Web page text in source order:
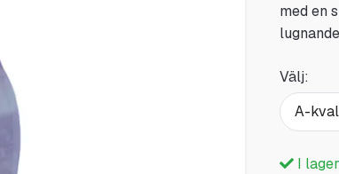
med en
Välj:
A-
I lager